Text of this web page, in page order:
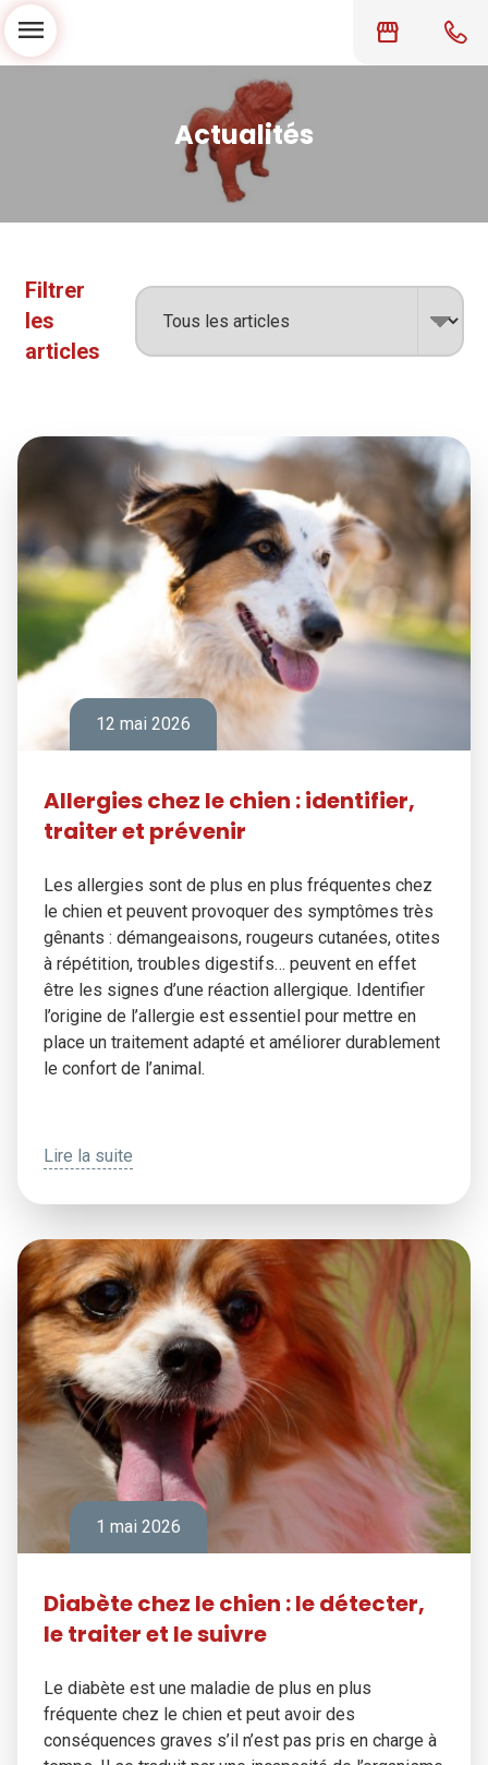
storefront
menu
Actualités
Filtrer
les
articles
12 mai 2026
Allergies chez le chien : identifier,
traiter et prévenir
Les allergies sont de plus en plus fréquentes chez
le chien et peuvent provoquer des symptômes très
gênants : démangeaisons, rougeurs cutanées, otites
à répétition, troubles digestifs… peuvent en effet
être les signes d’une réaction allergique. Identifier
l’origine de l’allergie est essentiel pour mettre en
place un traitement adapté et améliorer durablement
le confort de l’animal.
Lire la suite
1 mai 2026
Diabète chez le chien : le détecter,
le traiter et le suivre
Le diabète est une maladie de plus en plus
fréquente chez le chien et peut avoir des
conséquences graves s’il n’est pas pris en charge à